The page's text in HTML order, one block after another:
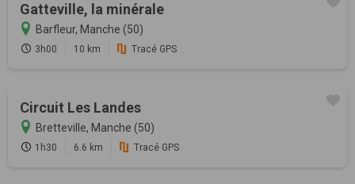
Gatteville, la minérale
Barfleur, Manche (50)
3h00 10 km Tracé GPS
Circuit Les Landes
Bretteville, Manche (50)
1h30 6.6 km Tracé GPS